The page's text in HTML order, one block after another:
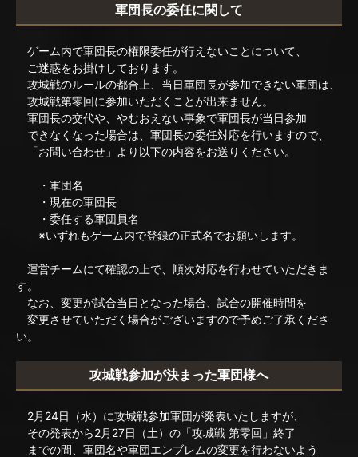
軍団長の委任に関して
ゲーム内で軍団長の権限委任が行えないことについて、
ご迷惑をお掛けしております。
攻城戦のルールの都合上、当日軍団長が参加できない軍団は、
攻城戦第零回に参加いただくことが出来ません。
軍団長の交代や、やむおえない事象で軍団長が当日参加
できなくなった場合は、軍団長の委任対応を行いますので、
「お問い合わせ」より以下の内容をお送りください。
・軍団名
・現在の軍団長
・委任する軍団員名
※いずれもゲーム内で登録の正式名でお願いします。
運営チームにて確認の上で、順次対応を行わせていただきま
す。
なお、変更が試合当日となった場合、試合の開催時間を
変更させていただく場合がございますので予めご了承くださ
い。
攻城戦参加が決まった軍団様へ
2月24日（水）に攻城戦参加軍団が発表いたしますが、
その発表から2月27日（土）の「攻城戦 第零回」終了
までの間、 軍団名や軍団エンブレムの変更を行わないよう